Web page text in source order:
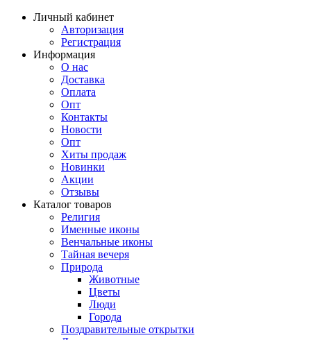
Личный кабинет
Авторизация
Регистрация
Информация
О нас
Доставка
Оплата
Опт
Контакты
Новости
Опт
Хиты продаж
Новинки
Акции
Отзывы
Каталог товаров
Религия
Именные иконы
Венчальные иконы
Тайная вечеря
Природа
Животные
Цветы
Люди
Города
Поздравительные открытки